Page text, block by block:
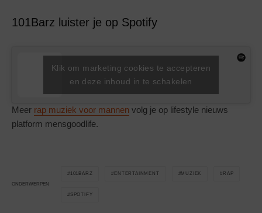
101Barz luister je op Spotify
Klik om marketing cookies te accepteren
en deze inhoud in te schakelen
Meer rap muziek voor mannen volg je op lifestyle nieuws
platform mensgoodlife.
ONDERWERPEN
101BARZ ENTERTAINMENT MUZIEK RAP
SPOTIFY